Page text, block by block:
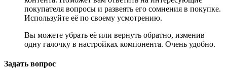
покупателя вопросы и развеять его сомнения в покупке.
Используйте её по своему усмотрению.
Вы можете убрать её или вернуть обратно, изменив
одну галочку в настройках компонента. Очень удобно.
Задать вопрос